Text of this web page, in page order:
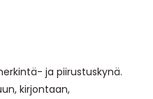
ja piirustuskynä.
kirjontaan,